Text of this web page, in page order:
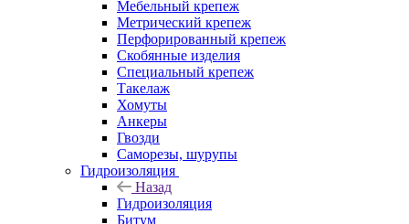
Мебельный крепеж
Метрический крепеж
Перфорированный крепеж
Скобянные изделия
Специальный крепеж
Такелаж
Хомуты
Анкеры
Гвозди
Саморезы, шурупы
Гидроизоляция
Назад
Гидроизоляция
Битум